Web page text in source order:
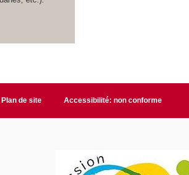
Plan de site Accessibilité: non conforme